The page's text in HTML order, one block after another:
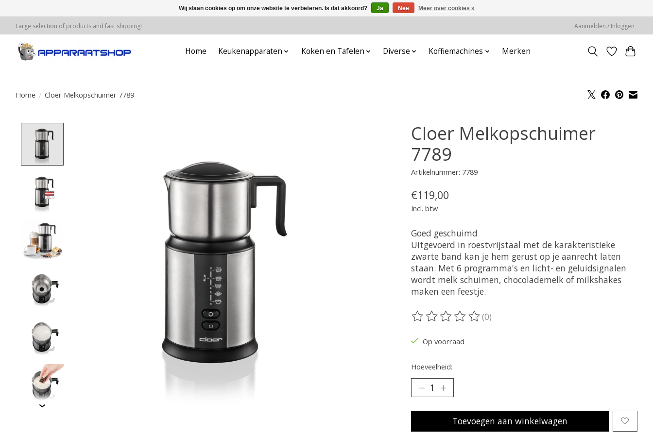
Large selection of products and fast shipping! Aanmelden / Inloggen
Home Keukenapparaten Koken en Tafelen Diverse Koffiemachines Merken
Home / Cloer Melkopschuimer 7789
Cloer Melkopschuimer
7789
Artikelnummer: 7789
€119,00
Incl. btw
Goed geschuimd
Uitgevoerd in roestvrijstaal met de karakteristieke
zwarte band kan je hem gerust op je aanrecht laten
staan. Met 6 programma's en licht- en geluidsignalen
wordt melk schuimen, chocolademelk of milkshakes
maken een feestje.
De beoordeling van dit product is
(0)
Op voorraad
Hoeveelheid:
Toevoegen aan winkelwagen
Wij slaan cookies op om onze website te verbeteren. Is dat akkoord? Ja Nee Meer over cookies »